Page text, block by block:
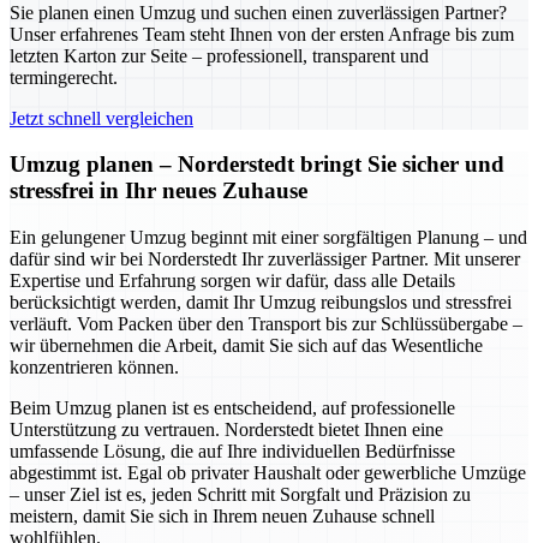
Sie planen einen Umzug und suchen einen zuverlässigen Partner?
Unser erfahrenes Team steht Ihnen von der ersten Anfrage bis zum
letzten Karton zur Seite – professionell, transparent und
termingerecht.
Jetzt schnell vergleichen
Umzug planen – Norderstedt bringt Sie sicher und
stressfrei in Ihr neues Zuhause
Ein gelungener Umzug beginnt mit einer sorgfältigen Planung – und
dafür sind wir bei Norderstedt Ihr zuverlässiger Partner. Mit unserer
Expertise und Erfahrung sorgen wir dafür, dass alle Details
berücksichtigt werden, damit Ihr Umzug reibungslos und stressfrei
verläuft. Vom Packen über den Transport bis zur Schlüssübergabe –
wir übernehmen die Arbeit, damit Sie sich auf das Wesentliche
konzentrieren können.
Beim Umzug planen ist es entscheidend, auf professionelle
Unterstützung zu vertrauen. Norderstedt bietet Ihnen eine
umfassende Lösung, die auf Ihre individuellen Bedürfnisse
abgestimmt ist. Egal ob privater Haushalt oder gewerbliche Umzüge
– unser Ziel ist es, jeden Schritt mit Sorgfalt und Präzision zu
meistern, damit Sie sich in Ihrem neuen Zuhause schnell
wohlfühlen.